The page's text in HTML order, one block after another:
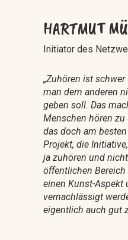
HARTMUT
Initiator des
„Zuhören ist
man dem anderen
geben soll. Das
Menschen hören zu
das doch am
Projekt, die
ja zuhören und
öffentlichen Bereich
einen Kunst-Aspekt
vernachlässigt
eigentlich auch gut